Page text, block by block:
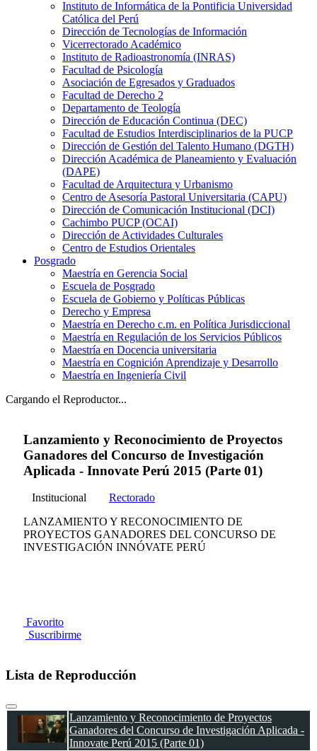
Instituto de Informática de la Pontificia Universidad
Católica del Perú
Dirección de Tecnologías de Información
Vicerrectorado Académico
Instituto de Radioastronomía (INRAS)
Facultad de Psicología
Asociación de Egresados y Graduados
Facultad de Derecho 2
Departamento de Teología
Dirección de Educación Continua (DEC)
Facultad de Estudios Interdisciplinarios de la PUCP
Dirección de Gestión del Talento Humano (DGTH)
Dirección Académica de Planeamiento y Evaluación
(DAPE)
Facultad de Arquitectura y Urbanismo
Centro de Asesoría Pastoral Universitaria (CAPU)
Dirección de Comunicación Institucional (DCI)
Cachimbo PUCP (OCAI)
Dirección de Actividades Culturales
Centro de Estudios Orientales
Posgrado
Maestría en Gerencia Social
Escuela de Posgrado
Escuela de Gobierno y Políticas Públicas
Derecho y Empresa
Maestría en Derecho c.m. en Política Jurisdiccional
Maestría en Regulación de los Servicios Públicos
Maestría en Docencia universitaria
Maestría en Cognición Aprendizaje y Desarrollo
Maestría en Ingeniería Civil
Cargando el Reproductor...
Lanzamiento y Reconocimiento de Proyectos
Ganadores del Concurso de Investigación
Aplicada - Innovate Perú 2015 (Parte 01)
Institucional
Rectorado
LANZAMIENTO Y RECONOCIMIENTO DE
PROYECTOS GANADORES DEL CONCURSO DE
INVESTIGACIÓN INNÓVATE PERÚ
Favorito
Suscribirme
Lista de Reproducción
Lanzamiento y Reconocimiento de Proyectos
Ganadores del Concurso de Investigación Aplicada -
Innovate Perú 2015 (Parte 01)